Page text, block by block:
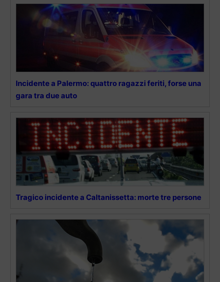
Incidente a Palermo: quattro ragazzi feriti, forse una
gara tra due auto
Tragico incidente a Caltanissetta: morte tre persone